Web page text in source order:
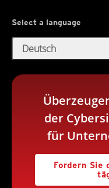
Select a language
Deutsch
der
für
Fordern Sie